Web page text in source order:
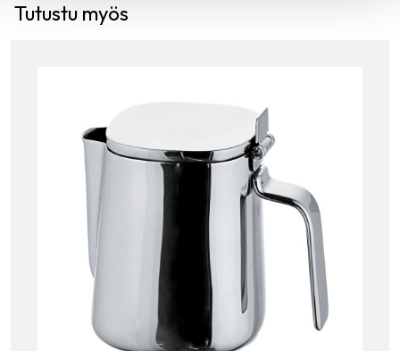
Tutustu myös